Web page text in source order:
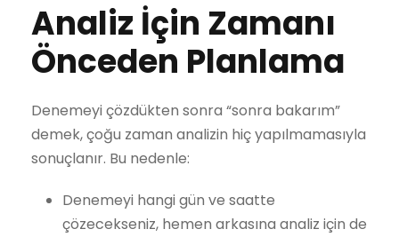
Analiz İçin Zamanı
Önceden Planlama
Denemeyi çözdükten sonra “sonra bakarım”
demek, çoğu zaman analizin hiç yapılmamasıyla
sonuçlanır. Bu nedenle:
Denemeyi hangi gün ve saatte
çözecekseniz, hemen arkasına analiz için de